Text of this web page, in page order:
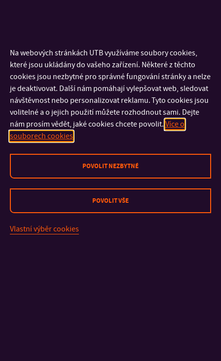
červeného kříže ve Zlíně
Je nezisková organizace, která pomáhá všem, kdo pomoc
potřebuje.
Studenti Ústavu zdravotnických věd se každoročně aktivně i
pasivně zúčastňuji konference Cesty krve. Akademičtí
pracovníci na této konferenci rovněž vystupují s odbornou
přednáškou k problematice dárcovství krve.
http://www.cervenykriz.zlin.cz/
Na webových stránkách UTB využíváme soubory cookies,
které jsou ukládány do vašeho zařízení. Některé z těchto
cookies jsou nezbytné pro správné fungování stránky a nelze
je deaktivovat. Další nám pomáhají vylepšovat web, sledovat
návštěvnost nebo personalizovat reklamu. Tyto cookies jsou
volitelné a o jejich použití můžete rozhodnout sami. Dejte
nám prosím vědět, jaké cookies chcete povolit. Více o
souborech cookies
POVOLIT NEZBYTNÉ
POVOLIT VŠE
Vlastní výběr cookies